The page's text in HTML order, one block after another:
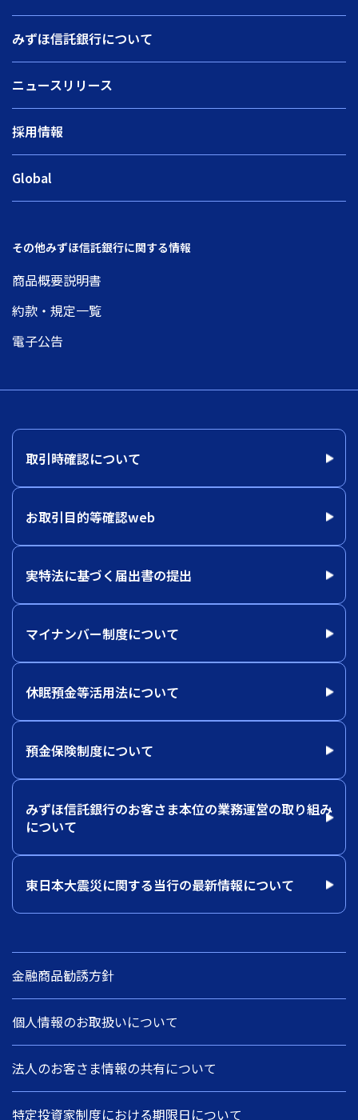
みずほ信託銀行について
ニュースリリース
採用情報
Global
その他みずほ信託銀行に関する情報
商品概要説明書
約款・規定一覧
電子公告
取引時確認について
お取引目的等確認web
実特法に基づく届出書の提出
マイナンバー制度について
休眠預金等活用法について
預金保険制度について
みずほ信託銀行のお客さま本位の業務運営の取り組み
について
東日本大震災に関する当行の最新情報について
金融商品勧誘方針
個人情報のお取扱いについて
法人のお客さま情報の共有について
特定投資家制度における期限日について